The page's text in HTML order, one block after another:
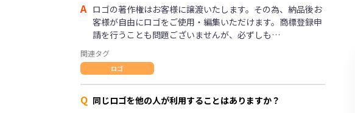
A ロゴの著作権はお客様に譲渡いたします。その為、納品後お
客様が自由にロゴをご使用・編集いただけます。商標登録申
請を行うことも問題ございませんが、必ずしも…
関連タグ
ロゴ
Q 同じロゴを他の人が利用することはありますか？